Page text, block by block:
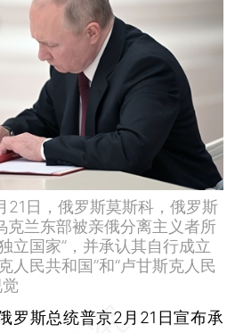
21日，俄罗斯莫斯科，俄罗斯
克兰东部被亲俄分离主义者所
立国家”，并承认其自行成立
人民共和国”和“卢甘斯克人民
罗斯总统普京2月21日宣布承